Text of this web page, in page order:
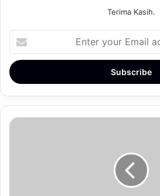
Terima Kasih.
e
y
u